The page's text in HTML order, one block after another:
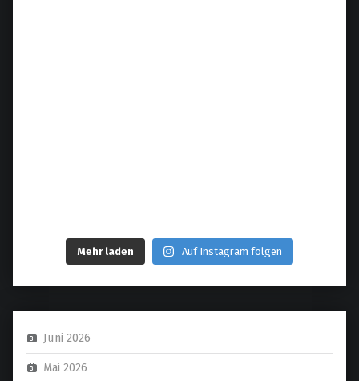
Mehr laden Auf Instagram folgen
Juni 2026
Mai 2026